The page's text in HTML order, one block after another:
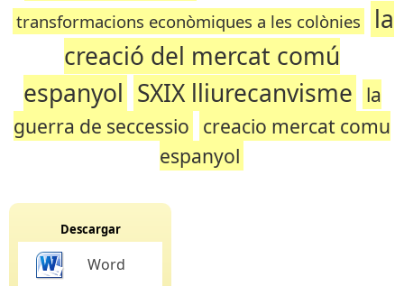
transformacions econòmiques a les colònies
la
creació del mercat comú
espanyol SXIX lliurecanvisme la
guerra de seccessio creacio mercat comu
espanyol
Descargar
Word